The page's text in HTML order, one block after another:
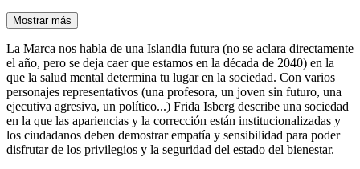
Mostrar más
La Marca nos habla de una Islandia futura (no se aclara directamente
el año, pero se deja caer que estamos en la década de 2040) en la
que la salud mental determina tu lugar en la sociedad. Con varios
personajes representativos (una profesora, un joven sin futuro, una
ejecutiva agresiva, un político...) Frida Isberg describe una sociedad
en la que las apariencias y la corrección están institucionalizadas y
los ciudadanos deben demostrar empatía y sensibilidad para poder
disfrutar de los privilegios y la seguridad del estado del bienestar.